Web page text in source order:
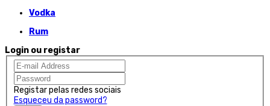
Vodka
Rum
Login ou registar
Registar pelas redes sociais
Esqueceu da password?